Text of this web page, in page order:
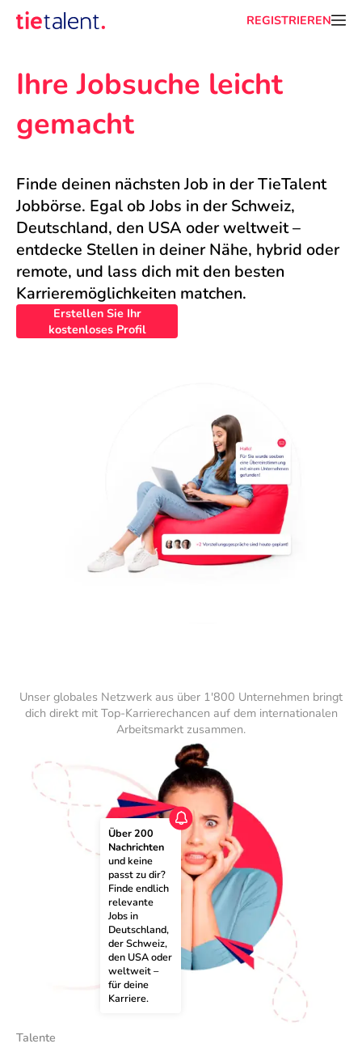
REGISTRIEREN
Ihre Jobsuche leicht
gemacht
Finde deinen nächsten Job in der TieTalent
Jobbörse. Egal ob Jobs in der Schweiz,
Deutschland, den USA oder weltweit –
entdecke Stellen in deiner Nähe, hybrid oder
remote, und lass dich mit den besten
Karrieremöglichkeiten matchen.
Erstellen Sie Ihr
kostenloses Profil
Unser globales Netzwerk aus über 1'800 Unternehmen bringt
dich direkt mit Top-Karrierechancen auf dem internationalen
Arbeitsmarkt zusammen.
Über 200
Nachrichten
und keine
passt zu dir?
Finde endlich
relevante
Jobs in
Deutschland,
der Schweiz,
den USA oder
weltweit –
für deine
Karriere.
Talente